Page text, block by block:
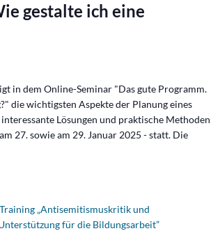
gestalte ich eine
in dem Online-Seminar "Das gute Programm.
die wichtigsten Aspekte der Planung eines
Lösungen und praktische Methoden
27. sowie am 29. Januar 2025 - statt. Die
„Antisemitismuskritik und
für die Bildungsarbeit”